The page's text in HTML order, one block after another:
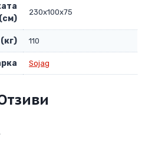
230x100x75
110
Sojag